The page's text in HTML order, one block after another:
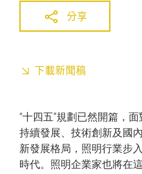
分享
下載新聞稿
“十四五”規劃已然開篇，
持續發展、技術創新及國
新發展格局，照明行業步
時代。照明企業家也將在